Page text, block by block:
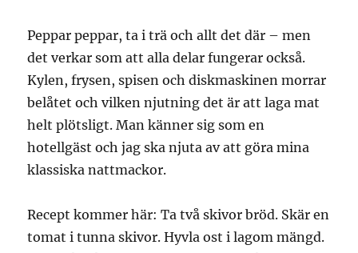
Peppar peppar, ta i trä och allt det där – men
det verkar som att alla delar fungerar också.
Kylen, frysen, spisen och diskmaskinen morrar
belåtet och vilken njutning det är att laga mat
helt plötsligt. Man känner sig som en
hotellgäst och jag ska njuta av att göra mina
klassiska nattmackor.
Recept kommer här: Ta två skivor bröd. Skär en
tomat i tunna skivor. Hyvla ost i lagom mängd.